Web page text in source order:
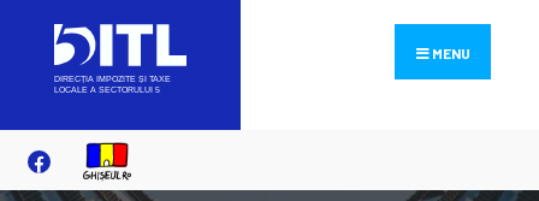
content
MENU
for: